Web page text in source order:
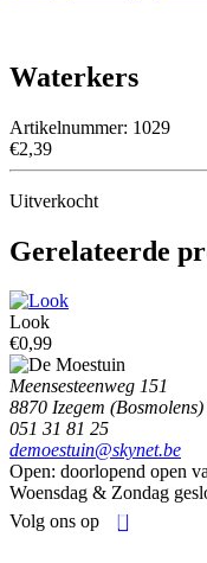
Waterkers
Artikelnummer: 1029
€2,39
Uitverkocht
Gerelateerde
Look
€0,99
Meensesteenweg 151
8870 Izegem (Bosmolens)
051 31 81 25
demoestuin@skynet.be
Open: doorlopend open
Woensdag & Zondag
Volg ons op